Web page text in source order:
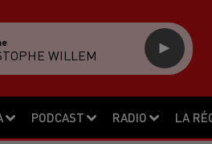
PODCAST RADIO LA
WILLEM